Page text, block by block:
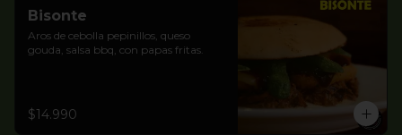
Bisonte
Aros de cebolla pepinillos, queso
gouda, salsa bbq, con papas fritas.
$14.990